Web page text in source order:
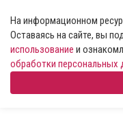
На информационном
Оставаясь на сайте, вы
использование и
обработки персональных